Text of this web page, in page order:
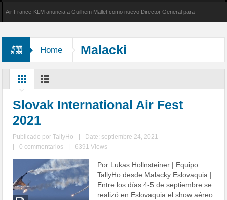
KLM anuncia a Guilhem Mallet como nuevo Director General para América Latina
Home Malacki
Slovak International Air Fest
2021
Publicado porTallyHo
Date: septiembre 24, 2021
0 commentarios 6391 Views
Por Lukas Hollnsteiner | Equipo
TallyHo desde Malacky Eslovaquia |
Entre los días 4-5 de septiembre se
realizó en Eslovaquia el show aéreo